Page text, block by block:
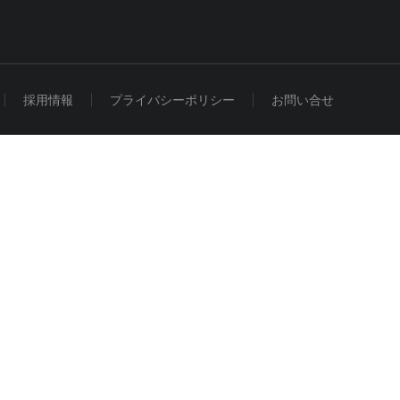
採用情報 プライバシーポリシー お問い合せ